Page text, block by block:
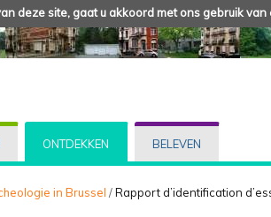
deze site, gaat u akkoord met ons gebruik van
ONTDEKKEN BELEVEN
in Brussel /Rapport d’identification